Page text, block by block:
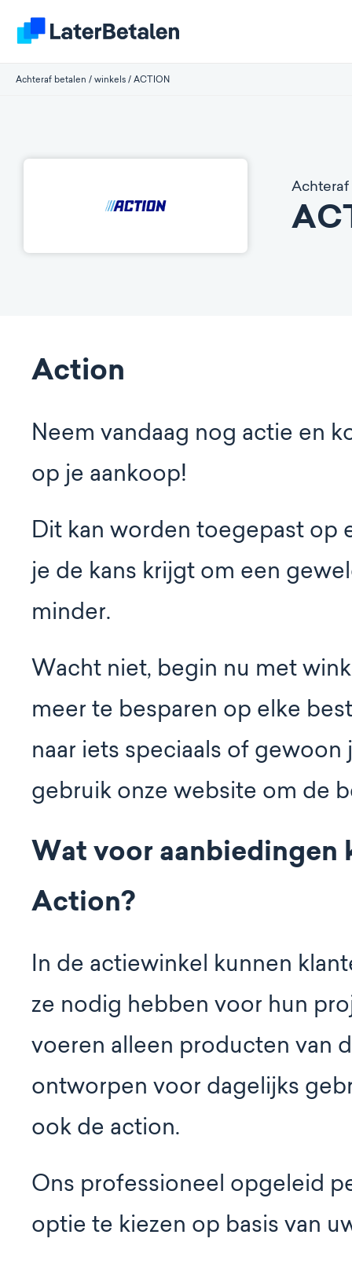
Achteraf betalen / winkels / ACTION
Action
Neem vandaag nog actie en
op je aankoop!
Dit kan worden toegepast op
je de kans krijgt om een
minder.
Wacht niet, begin nu met
meer te besparen op elke
naar iets speciaals of
gebruik onze website om de
Wat voor aanbiedingen
Action?
In de actiewinkel kunnen
ze nodig hebben voor hun
voeren alleen producten van
ontworpen voor dagelijks
ook de action.
Ons professioneel opgeleid
optie te kiezen op basis van